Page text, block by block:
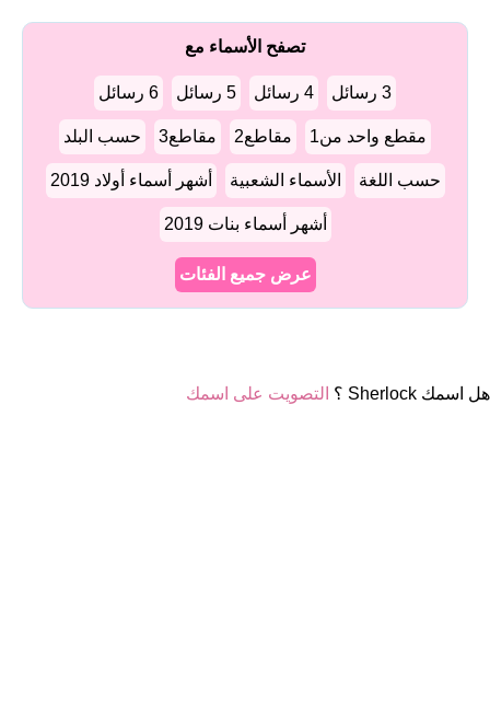
تصفح الأسماء مع
3 رسائل 4 رسائل 5 رسائل 6 رسائل
مقطع واحد من1 مقاطع2 مقاطع3 حسب البلد
حسب اللغة الأسماء الشعبية أشهر أسماء أولاد 2019
أشهر أسماء بنات 2019
عرض جميع الفئات
هل اسمك Sherlock ؟ التصويت على اسمك